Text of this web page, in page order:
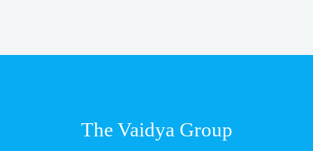
The Vaidya Group